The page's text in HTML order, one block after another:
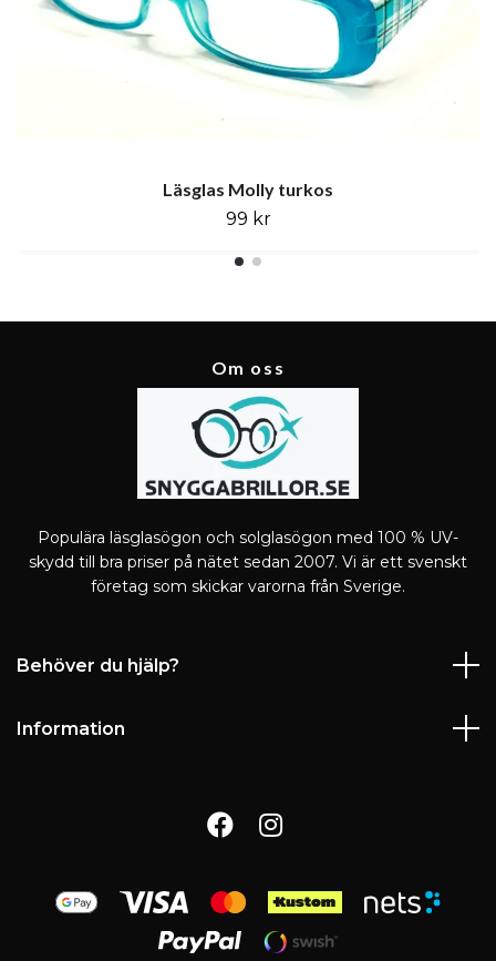
Läsglas Molly turkos
99 kr
Om oss
Populära läsglasögon och solglasögon med 100 % UV-
skydd till bra priser på nätet sedan 2007. Vi är ett svenskt
företag som skickar varorna från Sverige.
Behöver du hjälp?
Information